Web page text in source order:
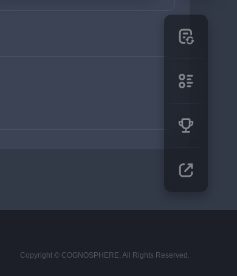
Copyright © COGNOSPHERE. All Rights Reserved.